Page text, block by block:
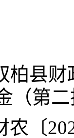
柏县
（第
农〔